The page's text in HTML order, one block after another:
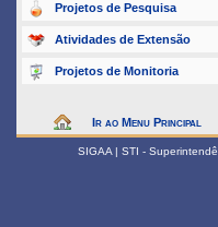
Projetos de Pesquisa
Atividades de Extensão
Projetos de Monitoria
Ir ao Menu Principal
SIGAA | STI -